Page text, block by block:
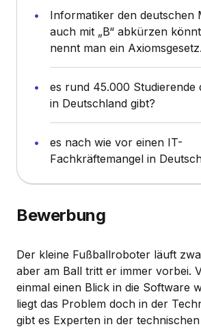
Informatiker den deutschen
auch mit „B“ abkürzen
nennt man ein Axiomsgesetz.
es rund 45.000 Studierende
in Deutschland gibt?
es nach wie vor einen IT-
Fachkräftemangel in
Bewerbung
Der kleine Fußballroboter läuft
aber am Ball tritt er immer vorbei.
einmal einen Blick in die Software
liegt das Problem doch in der
gibt es Experten in der